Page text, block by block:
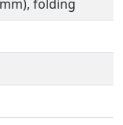
folding